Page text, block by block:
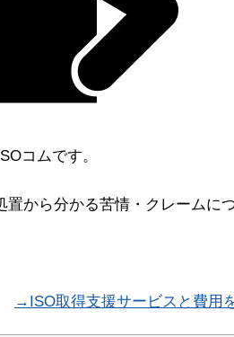
コムです。
から分かる苦情・クレームに
→ISO取得支援サービスと費用